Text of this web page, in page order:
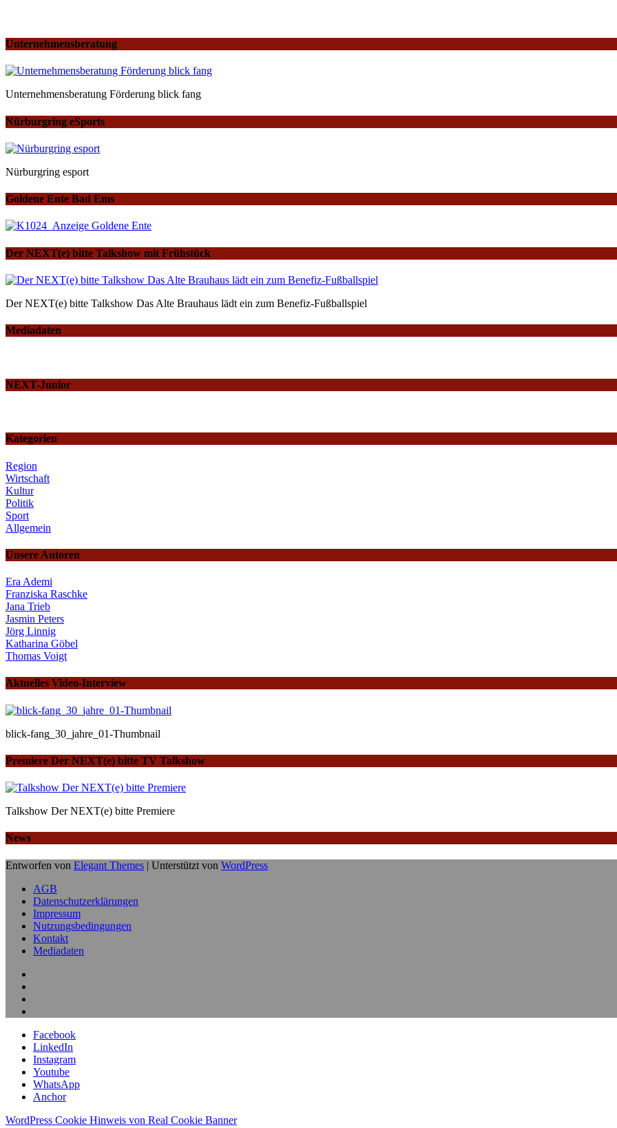
Unternehmensberatung
Unternehmensberatung Förderung blick fang
Nürburgring eSports
Nürburgring esport
Goldene Ente Bad Ems
Der NEXT(e) bitte Talkshow mit Frühstück
Der NEXT(e) bitte Talkshow Das Alte Brauhaus lädt ein zum Benefiz-Fußballspiel
Mediadaten
NEXT-Junior
Kategorien
Region
Wirtschaft
Kultur
Politik
Sport
Allgemein
Unsere Autoren
Era Ademi
Franziska Raschke
Jana Trieb
Jasmin Peters
Jörg Linnig
Katharina Göbel
Thomas Voigt
Aktuelles Video-Interview
blick-fang_30_jahre_01-Thumbnail
Premiere Der NEXT(e) bitte TV Talkshow
Talkshow Der NEXT(e) bitte Premiere
News
Entworfen von Elegant Themes | Unterstützt von WordPress
AGB
Datenschutzerklärungen
Impressum
Nutzungsbedingungen
Kontakt
Mediadaten
Facebook
LinkedIn
Instagram
Youtube
WhatsApp
Anchor
WordPress Cookie Hinweis von Real Cookie Banner